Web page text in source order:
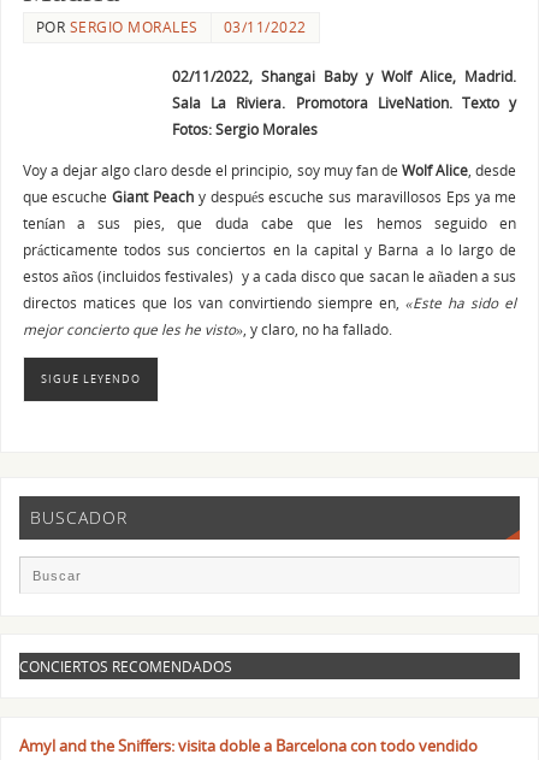
POR SERGIO MORALES 03/11/2022
02/11/2022, Shangai Baby y Wolf Alice, Madrid.
Sala La Riviera. Promotora LiveNation. Texto y
Fotos: Sergio Morales
Voy a dejar algo claro desde el principio, soy muy fan deWolf Alice , desde
que escucheGiant Peachy después escuche sus maravillosos Eps ya me
tenían a sus pies, que duda cabe que les hemos seguido en
prácticamente todos sus conciertos en la capital y Barna a lo largo de
estos años (incluidos festivales) y a cada disco que sacan le añaden a sus
directos matices que los van convirtiendo siempre en,«Este ha sido el
mejor concierto que les he visto», y claro, no ha fallado.
SIGUE LEYENDO
BUSCADOR
CONCIERTOS RECOMENDADOS
Amyl and the Sniffers: visita doble a Barcelona con todo vendido